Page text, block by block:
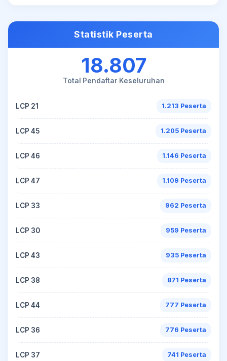
Statistik Peserta
18.807
Total Pendaftar Keseluruhan
LCP 21 1.213 Peserta
LCP 45 1.205 Peserta
LCP 46 1.146 Peserta
LCP 47 1.109 Peserta
LCP 33 962 Peserta
LCP 30 959 Peserta
LCP 43 935 Peserta
LCP 38 871 Peserta
LCP 44 777 Peserta
LCP 36 776 Peserta
LCP 37 741 Peserta